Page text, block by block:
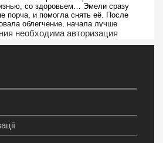
необходима авторизация